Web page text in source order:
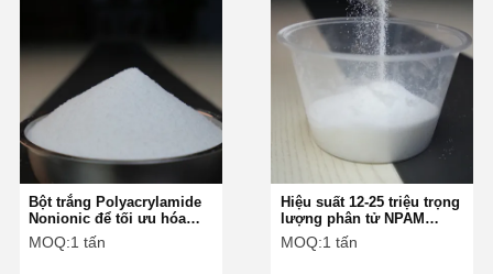
Hiệu suất 12-25 triệu trọng
lượng phân tử NPAM
Polyacrylamide không ion
MOQ:1 tấn
Bột trắng Polyacrylamide
Nonionic để tối ưu hóa
phồng và trầm tích
MOQ:1 tấn